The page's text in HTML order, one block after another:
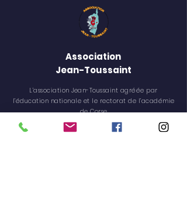
Association
Jean-Toussaint
L’association Jean-Toussaint agréée par
l’éducation nationale et le rectorat de l’académie
de Corse